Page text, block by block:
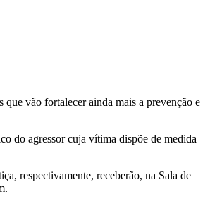
vão fortalecer ainda mais a prevenção e
do agressor cuja vítima dispõe de medida
respectivamente, receberão, na Sala de